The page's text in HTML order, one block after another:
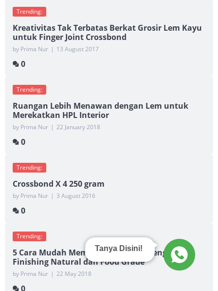
Trending:
Kreativitas Tak Terbatas Berkat Grosir Lem Kayu
untuk Finger Joint Crossbond
by Prima Nur | 13 August 2017
0
Trending:
Ruangan Lebih Menawan dengan Lem untuk
Merekatkan HPL Interior
by Prima Nur | 22 January 2018
0
Trending:
Crossbond X 4 250 gram
by Prima Nur | 3 August 2016
0
Trending:
5 Cara Mudah Membuat Furniture dengan
Finishing Natural dan Food Grade
by Prima Nur | 22 May 2018
0
Tanya Disini!